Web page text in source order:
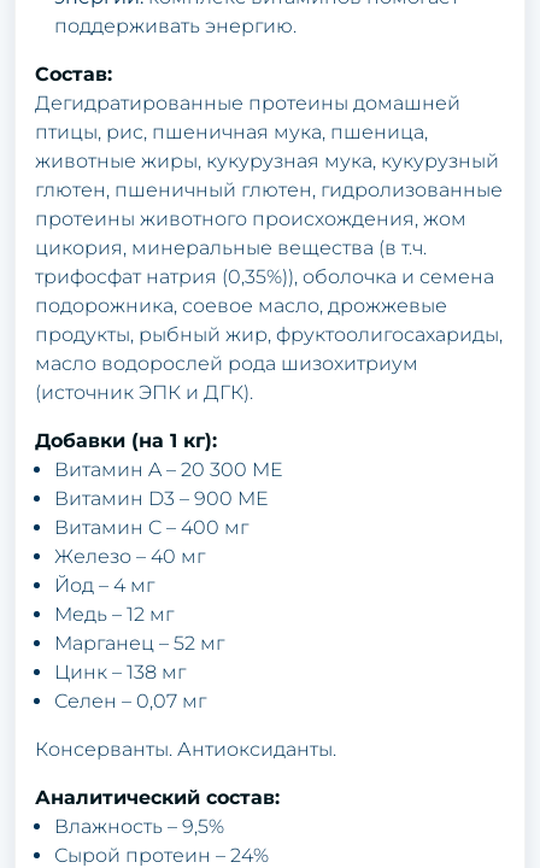
поддерживать энергию.
Состав:
Дегидратированные протеины домашней
птицы, рис, пшеничная мука, пшеница,
животные жиры, кукурузная мука, кукурузный
глютен, пшеничный глютен, гидролизованные
протеины животного происхождения, жом
цикория, минеральные вещества (в т.ч.
трифосфат натрия (0,35%)), оболочка и семена
подорожника, соевое масло, дрожжевые
продукты, рыбный жир, фруктоолигосахариды,
масло водорослей рода шизохитриум
(источник ЭПК и ДГК).
Добавки (на 1 кг):
Витамин A – 20 300 ME
Витамин D3 – 900 ME
Витамин C – 400 мг
Железо – 40 мг
Йод – 4 мг
Медь – 12 мг
Марганец – 52 мг
Цинк – 138 мг
Селен – 0,07 мг
Консерванты. Антиоксиданты.
Аналитический состав:
Влажность – 9,5%
Сырой протеин – 24%